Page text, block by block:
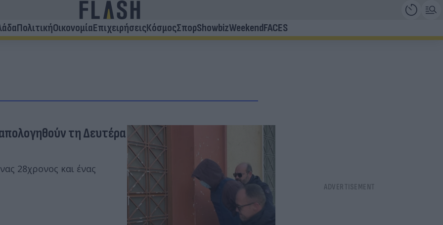
ΠολιτικήΟικονομίαΕπιχειρήσειςΚόσμοςΣπορShowbizWeekendFACES
τη Δευτέρα
28χρονος και ένας